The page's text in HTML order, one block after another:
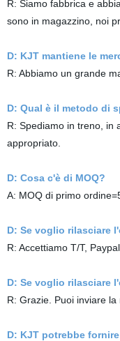
R: Siamo fabbrica e
sono in magazzino, noi
D: KJT mantiene le
R: Abbiamo un grande
D: Qual è il metodo di
R: Spediamo in treno, in
appropriato.
D: Cosa c'è di MOQ?
A: MOQ di primo
D: Se voglio rilasciare
R: Accettiamo T/T,
D: Se voglio rilasciare
R: Grazie. Puoi inviare
D: KJT potrebbe